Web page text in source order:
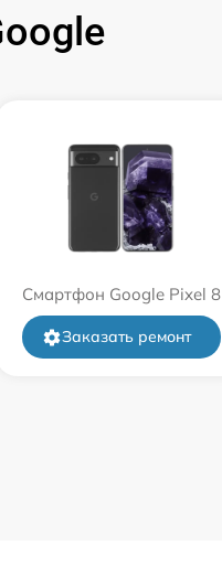
Смартфон Google Pixel 8
Заказать ремонт